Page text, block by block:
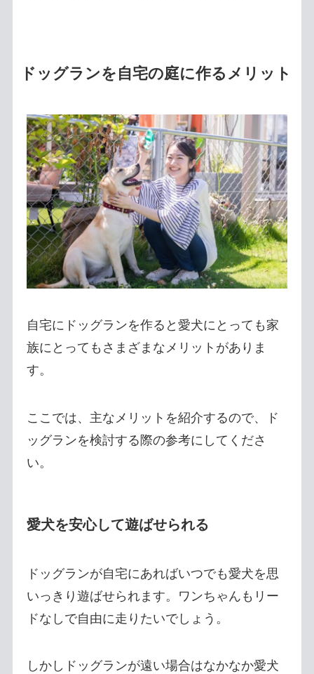
ドッグランを自宅の庭に作るメリット
自宅にドッグランを作ると愛犬にとっても家
族にとってもさまざまなメリットがありま
す。
ここでは、主なメリットを紹介するので、ド
ッグランを検討する際の参考にしてくださ
い。
愛犬を安心して遊ばせられる
ドッグランが自宅にあればいつでも愛犬を思
いっきり遊ばせられます。ワンちゃんもリー
ドなしで自由に走りたいでしょう。
しかしドッグランが遠い場合はなかなか愛犬